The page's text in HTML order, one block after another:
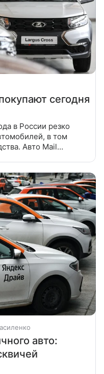
сегодня
в России резко
в том
Авто Mail
авто: